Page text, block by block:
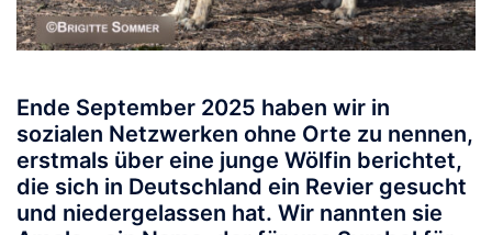
Ende September 2025 haben wir in
sozialen Netzwerken ohne Orte zu nennen,
erstmals über eine junge Wölfin berichtet,
die sich in Deutschland ein Revier gesucht
und niedergelassen hat. Wir nannten sie